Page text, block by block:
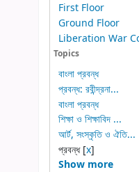
First Floor
Ground Floor
Liberation War
Topics
বাংলা প্রবন্ধ
প্রবন্ধ: রবীন্দ্রনা...
বাংলা প্রবন্ধ
শিক্ষা ও শিক্ষাবিদ ...
আর্ট, সংস্কৃতি ও ঐতি...
প্রবন্ধ[x]
Show more